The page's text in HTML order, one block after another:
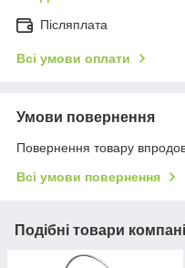
Післяплата
Всі умови оплати
Умови повернення
Повернення товару
Всі умови повернення
Подібні товари